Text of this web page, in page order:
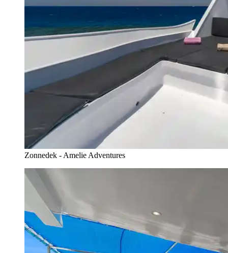
Zonnedek - Amelie Adventures